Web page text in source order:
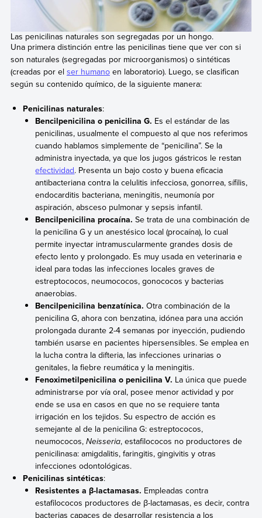
Las penicilinas naturales son segregadas por un hongo.
Una primera distinción entre las penicilinas tiene que ver con si
son naturales (segregadas por microorganismos) o sintéticas
(creadas por el ser humanoen laboratorio). Luego, se clasifican
según su contenido químico, de la siguiente manera:
Penicilinas naturales:
Bencilpenicilina o penicilina G. Es el estándar de las
penicilinas, usualmente el compuesto al que nos referimos
cuando hablamos simplemente de “penicilina”. Se la
administra inyectada, ya que los jugos gástricos le restan
efectividad. Presenta un bajo costo y buena eficacia
antibacteriana contra la celulitis infecciosa, gonorrea, sífilis,
endocarditis bacteriana, meningitis, neumonía por
aspiración, absceso pulmonar y sepsis infantil.
Bencilpenicilina procaína. Se trata de una combinación de
la penicilina G y un anestésico local (procaína), lo cual
permite inyectar intramuscularmente grandes dosis de
efecto lento y prolongado. Es muy usada en veterinaria e
ideal para todas las infecciones locales graves de
estreptococos, neumococos, gonococos y bacterias
anaerobias.
Bencilpenicilina benzatínica. Otra combinación de la
penicilina G, ahora con benzatina, idónea para una acción
prolongada durante 2-4 semanas por inyección, pudiendo
también usarse en pacientes hipersensibles. Se emplea en
la lucha contra la difteria, las infecciones urinarias o
genitales, la fiebre reumática y la meningitis.
Fenoximetilpenicilina o penicilina V. La única que puede
administrarse por vía oral, posee menor actividad y por
ende se usa en casos en que no se requiere tanta
irrigación en los tejidos. Su espectro de acción es
semejante al de la penicilina G: estreptococos,
neumococos,Neisseria, estafilococos no productores de
penicilinasa: amigdalitis, faringitis, gingivitis y otras
infecciones odontológicas.
Penicilinas sintéticas:
Resistentes a β-lactamasas. Empleadas contra
estafilococos productores de β-lactamasas, es decir, contra
bacterias capaces de desarrollar resistencia a los